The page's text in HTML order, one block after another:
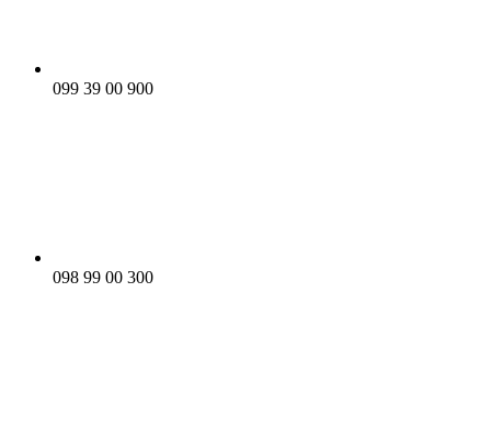
099 39 00 900
098 99 00 300